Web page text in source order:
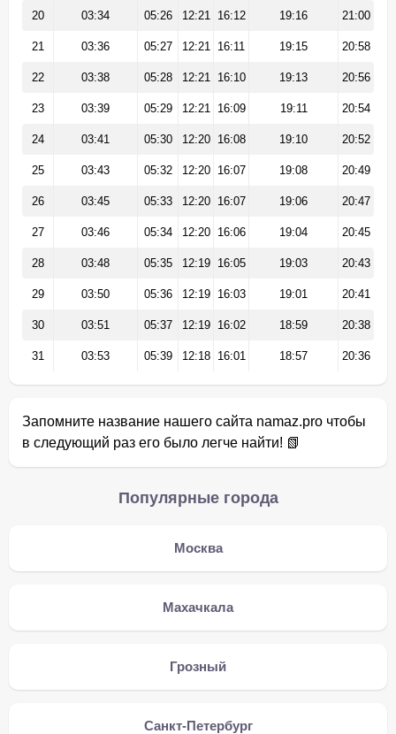
20 03:34 05:26 12:21 16:12 19:16 21:00
21 03:36 05:27 12:21 16:11 19:15 20:58
22 03:38 05:28 12:21 16:10 19:13 20:56
23 03:39 05:29 12:21 16:09 19:11 20:54
24 03:41 05:30 12:20 16:08 19:10 20:52
25 03:43 05:32 12:20 16:07 19:08 20:49
26 03:45 05:33 12:20 16:07 19:06 20:47
27 03:46 05:34 12:20 16:06 19:04 20:45
28 03:48 05:35 12:19 16:05 19:03 20:43
29 03:50 05:36 12:19 16:03 19:01 20:41
30 03:51 05:37 12:19 16:02 18:59 20:38
31 03:53 05:39 12:18 16:01 18:57 20:36
Запомните название нашего сайта namaz.pro чтобы
в следующий раз его было легче найти! 📗
Популярные города
Москва
Махачкала
Грозный
Санкт-Петербург